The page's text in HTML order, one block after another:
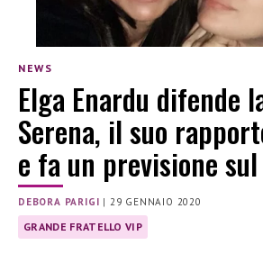
NEWS
Elga Enardu difende
Serena, il suo
e fa un previsione
DEBORA PARIGI | 29 GENNAIO 2020
GRANDE FRATELLO VIP